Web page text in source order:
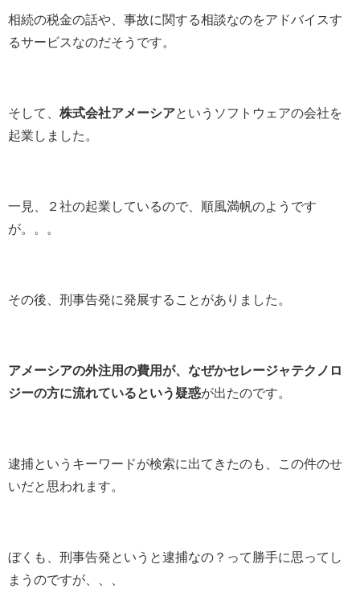
相続の税金の話や、事故に関する相談なのをアドバイスす
るサービスなのだそうです。
そして、 株式会社アメーシアというソフトウェアの会社を
起業しました。
一見、２社の起業しているので、順風満帆のようです
が。。。
その後、刑事告発に発展することがありました。
アメーシアの外注用の費用が、なぜかセレージャテクノロ
ジーの方に流れているという疑惑が出たのです。
逮捕というキーワードが検索に出てきたのも、この件のせ
いだと思われます。
ぼくも、刑事告発というと逮捕なの？って勝手に思ってし
まうのですが、、、